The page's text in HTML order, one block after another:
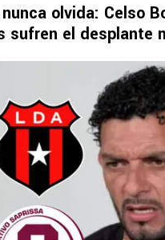
olvida: Celso
sufren el desplante